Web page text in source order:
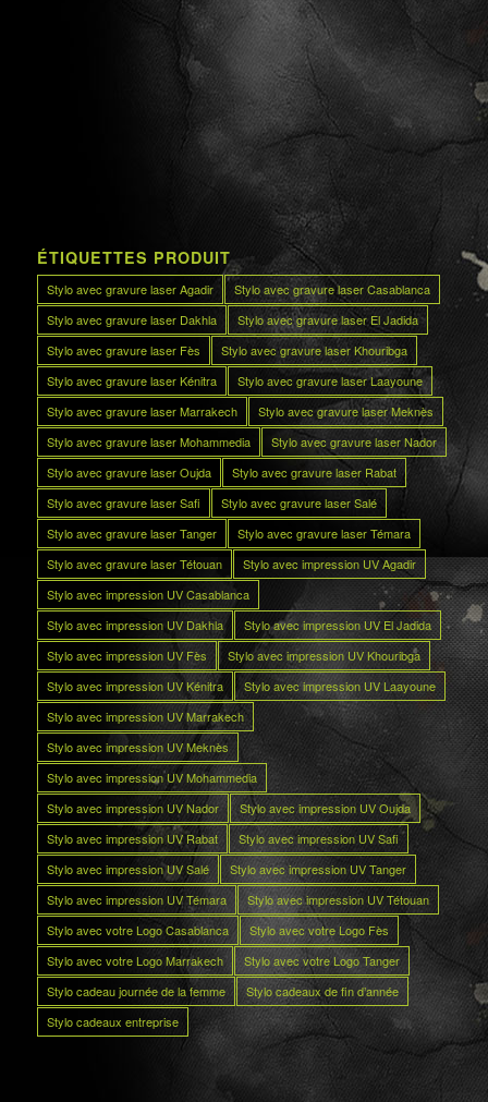
ÉTIQUETTES PRODUIT
Stylo avec gravure laser Agadir
Stylo avec gravure laser Casablanca
Stylo avec gravure laser Dakhla
Stylo avec gravure laser El Jadida
Stylo avec gravure laser Fès
Stylo avec gravure laser Khouribga
Stylo avec gravure laser Kénitra
Stylo avec gravure laser Laayoune
Stylo avec gravure laser Marrakech
Stylo avec gravure laser Meknès
Stylo avec gravure laser Mohammedia
Stylo avec gravure laser Nador
Stylo avec gravure laser Oujda
Stylo avec gravure laser Rabat
Stylo avec gravure laser Safi
Stylo avec gravure laser Salé
Stylo avec gravure laser Tanger
Stylo avec gravure laser Témara
Stylo avec gravure laser Tétouan
Stylo avec impression UV Agadir
Stylo avec impression UV Casablanca
Stylo avec impression UV Dakhla
Stylo avec impression UV El Jadida
Stylo avec impression UV Fès
Stylo avec impression UV Khouribga
Stylo avec impression UV Kénitra
Stylo avec impression UV Laayoune
Stylo avec impression UV Marrakech
Stylo avec impression UV Meknès
Stylo avec impression UV Mohammedia
Stylo avec impression UV Nador
Stylo avec impression UV Oujda
Stylo avec impression UV Rabat
Stylo avec impression UV Safi
Stylo avec impression UV Salé
Stylo avec impression UV Tanger
Stylo avec impression UV Témara
Stylo avec impression UV Tétouan
Stylo avec votre Logo Casablanca
Stylo avec votre Logo Fès
Stylo avec votre Logo Marrakech
Stylo avec votre Logo Tanger
Stylo cadeau journée de la femme
Stylo cadeaux de fin d’année
Stylo cadeaux entreprise